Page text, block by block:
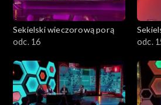
Sekielski wieczorową porą
odc. 16
odc.